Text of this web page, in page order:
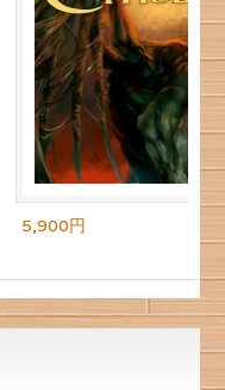
5,900円